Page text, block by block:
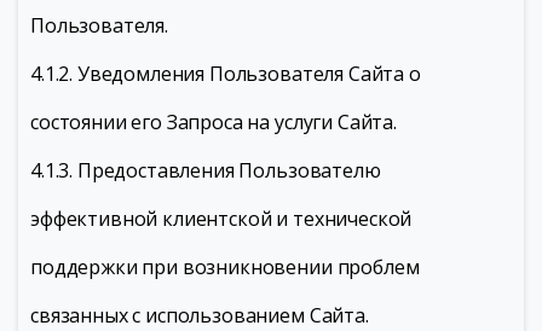
Пользователя.
4.1.2. Уведомления Пользователя Сайта о
состоянии его Запроса на услуги Сайта.
4.1.3. Предоставления Пользователю
эффективной клиентской и технической
поддержки при возникновении проблем
связанных с использованием Сайта.